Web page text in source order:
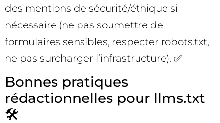
des mentions de sécurité/éthique si
nécessaire (ne pas soumettre de
formulaires sensibles, respecter robots.txt,
ne pas surcharger l’infrastructure). ✅
Bonnes pratiques
rédactionnelles pour llms.txt
🛠️